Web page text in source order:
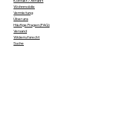
Wohnmobile
Vermietung
Über uns
Häufige Fragen (FAQ)
Versand
Widerrufsrecht
Suche